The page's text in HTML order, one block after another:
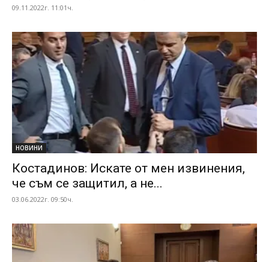
09.11.2022г. 11:01ч.
НОВИНИ
Костадинов: Искате от мен извинения,
че съм се защитил, а не...
03.06.2022г. 09:50ч.